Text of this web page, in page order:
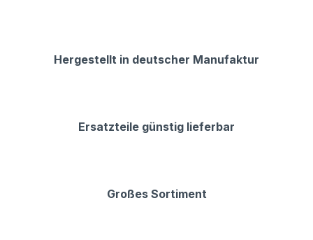
Hergestellt in deutscher Manufaktur
Ersatzteile günstig lieferbar
Großes Sortiment